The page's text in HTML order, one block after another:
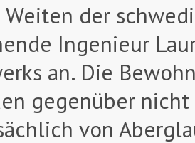
Weiten der
Ingenieur
an. Die
gegenüber
von